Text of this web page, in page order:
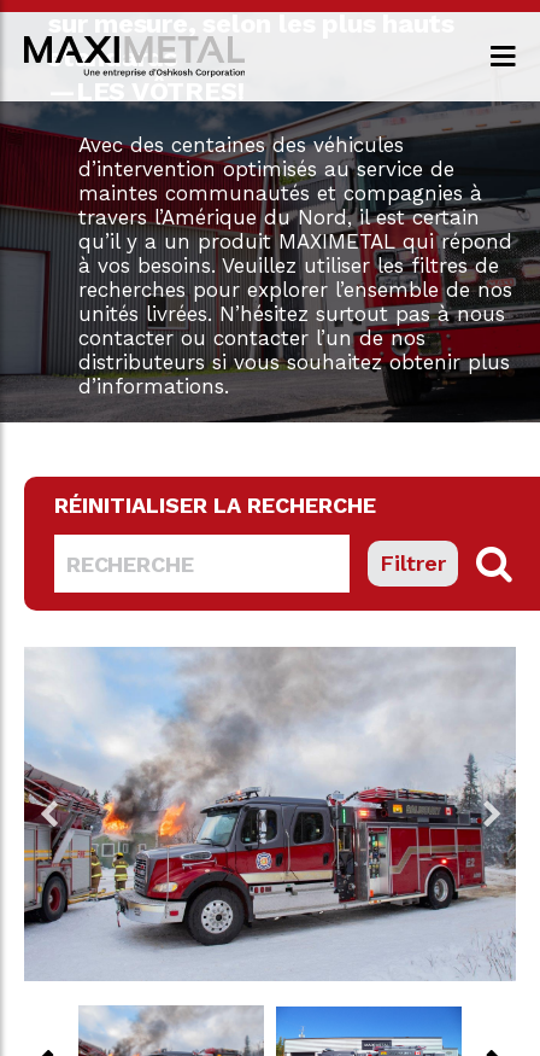
sur mesure, selon les plus hauts
standards
Avec des centaines des véhicules
d’intervention optimisés au service de
maintes communautés et compagnies à
travers l’Amérique du Nord, il est certain
qu’il y a un produit MAXIMETAL qui répond
à vos besoins. Veuillez utiliser les filtres de
recherches pour explorer l’ensemble de nos
unités livrées. N’hésitez surtout pas à nous
contacter ou contacter l’un de nos
distributeurs si vous souhaitez obtenir plus
d’informations.
RÉINITIALISER LA RECHERCHE
Filtrer